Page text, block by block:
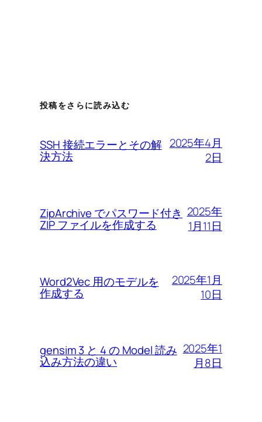
投稿をさらに読み込む
SSH 接続エラーとその解
決方法
2025年4月
2日
ZipArchive でパスワード付き
ZIP ファイルを作成する
2025年
1月11日
Word2Vec 用のモデルを
作成する
2025年1月
10日
gensim 3 と 4 の Model 読み
込み方法の違い
2025年1
月8日